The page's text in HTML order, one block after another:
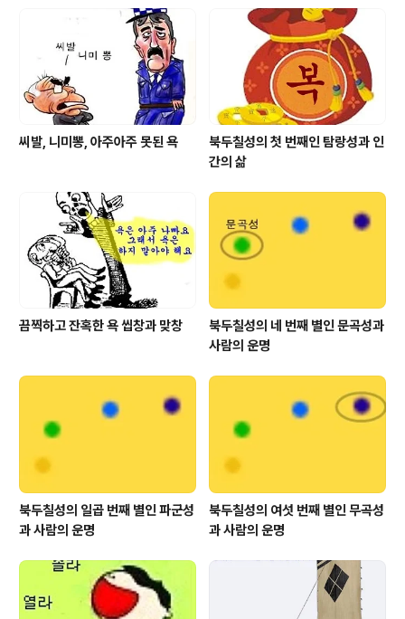
해야 함에도 내주기만 하고 어떻게 관리되며 쓰여지는지
조차도 모르는 경우가 허다합니다. 대학에 기부를 참 많이
들 하였던 것으로 압니다. 수십억, 혹은 수백억을 기부 했음
에도 현재의 대학들은 어떠합니까? ..
씨발, 니미뽕, 아주아주 못된 욕
북두칠성의 첫 번째인 탐랑성과 인
간의 삶
끔찍하고 잔혹한 욕 씹창과 맞창
북두칠성의 네 번째 별인 문곡성과
사람의 운명
북두칠성의 일곱 번째 별인 파군성
과 사람의 운명
북두칠성의 여섯 번째 별인 무곡성
과 사람의 운명